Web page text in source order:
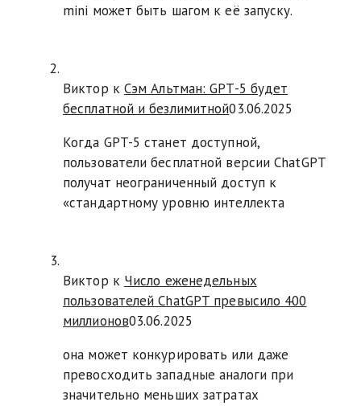
mini может быть шагом к её запуску.
Виктор к Сэм Альтман: GPT-5 будет
бесплатной и безлимитной03.06.2025
Когда GPT-5 станет доступной,
пользователи бесплатной версии ChatGPT
получат неограниченный доступ к
«стандартному уровню интеллекта
Виктор к Число еженедельных
пользователей ChatGPT превысило 400
миллионов03.06.2025
она может конкурировать или даже
превосходить западные аналоги при
значительно меньших затратах